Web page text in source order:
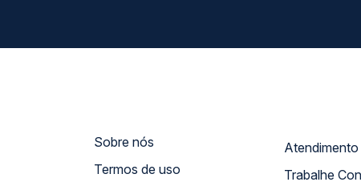
Sobre nós
Termos de uso
Trabalhe